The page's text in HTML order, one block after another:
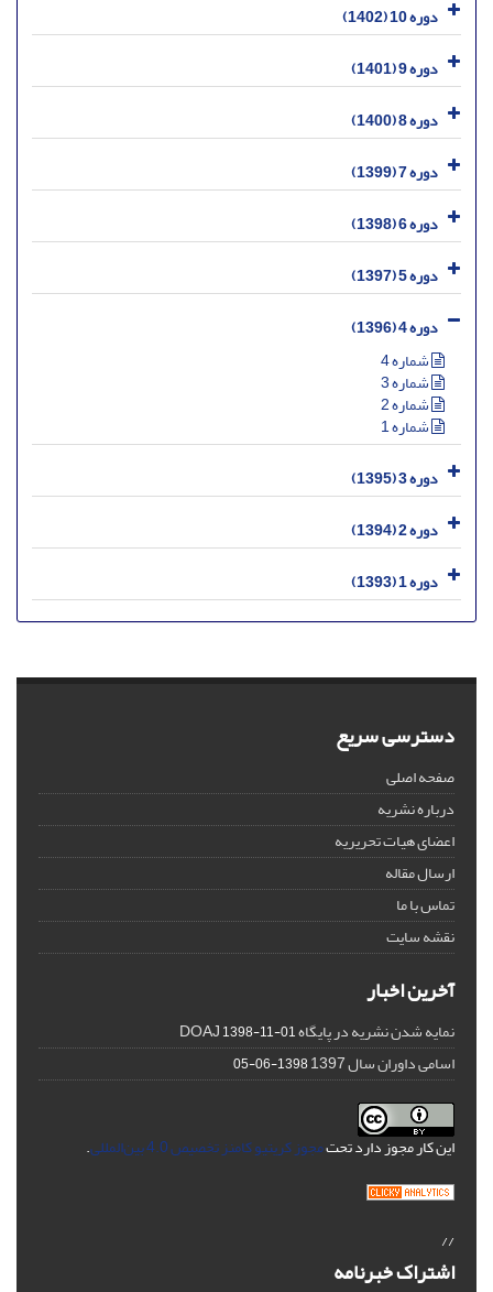
دوره 10 (1402)
دوره 9 (1401)
دوره 8 (1400)
دوره 7 (1399)
دوره 6 (1398)
دوره 5 (1397)
دوره 4 (1396)
شماره 4
شماره 3
شماره 2
شماره 1
دوره 3 (1395)
دوره 2 (1394)
دوره 1 (1393)
دسترسی سریع
صفحه اصلی
درباره نشریه
اعضای هیات تحریریه
ارسال مقاله
تماس با ما
نقشه سایت
آخرین اخبار
نمایه شدن نشریه در پایگاه DOAJ1398-11-01
اسامی داوران سال 1397 1398-06-05
این کار مجوز دارد تحتمجوز کریتیو کامنز تخصیص 4.0 بین‌المللی .
//
اشتراک خبرنامه